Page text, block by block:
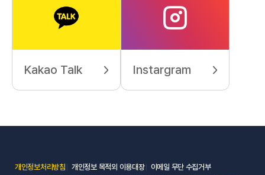
Kakao Talk Instargram
개인정보처리방침(새 창 열림)
개인정보 목적외 이용대장(새 창 열림)
이메일 무단 수집거부(새 창 열림)